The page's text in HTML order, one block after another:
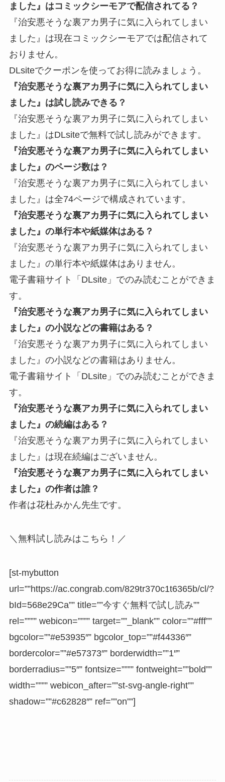
ました』はコミックシーモアで配信されてる？
『治安悪そうな裏アカ男子に気に入られてしまい
ました』は現在コミックシーモアでは配信されて
おりません。
DLsiteでクーポンを使ってお得に読みましょう。
『治安悪そうな裏アカ男子に気に入られてしまい
ました』は試し読みできる？
『治安悪そうな裏アカ男子に気に入られてしまい
ました』はDLsiteで無料で試し読みができます。
『治安悪そうな裏アカ男子に気に入られてしまい
ました』のページ数は？
『治安悪そうな裏アカ男子に気に入られてしまい
ました』は全74ページで構成されています。
『治安悪そうな裏アカ男子に気に入られてしまい
ました』の単行本や紙媒体はある？
『治安悪そうな裏アカ男子に気に入られてしまい
ました』の単行本や紙媒体はありません。
電子書籍サイト「DLsite」でのみ読むことができま
す。
『治安悪そうな裏アカ男子に気に入られてしまい
ました』の小説などの書籍はある？
『治安悪そうな裏アカ男子に気に入られてしまい
ました』の小説などの書籍はありません。
電子書籍サイト「DLsite」でのみ読むことができま
す。
『治安悪そうな裏アカ男子に気に入られてしまい
ました』の続編はある？
『治安悪そうな裏アカ男子に気に入られてしまい
ました』は現在続編はございません。
『治安悪そうな裏アカ男子に気に入られてしまい
ました』の作者は誰？
作者は花杜みかん先生です。
＼無料試し読みはこちら！／
[st-mybutton
url=””https://ac.congrab.com/829tr370c1t6365b/cl/?
bId=568e29Ca”” title=””今すぐ無料で試し読み””
rel=”””” webicon=”””” target=””_blank”” color=””#fff””
bgcolor=””#e53935″” bgcolor_top=””#f44336″”
bordercolor=””#e57373″” borderwidth=””1″”
borderradius=””5″” fontsize=”””” fontweight=””bold””
width=”””” webicon_after=””st-svg-angle-right””
shadow=””#c62828″” ref=””on””]